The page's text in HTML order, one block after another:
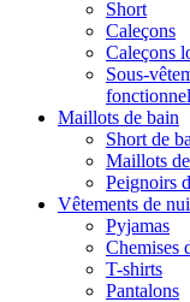
Short
Caleçons
Caleçons
Sous-
Maillots de bain
Short de
Maillots
Peignoirs
Vêtements de
Pyjamas
Chemises
T-shirts
Pantalons